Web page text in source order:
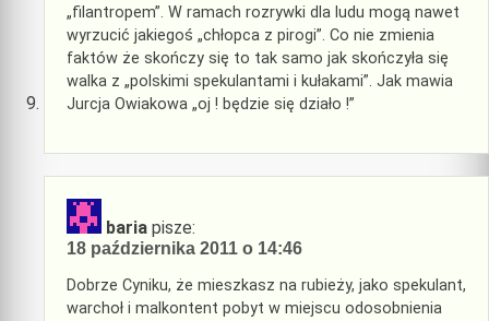
„filantropem”. W ramach rozrywki dla ludu mogą nawet
wyrzucić jakiegoś „chłopca z pirogi”. Co nie zmienia
faktów że skończy się to tak samo jak skończyła się
walka z „polskimi spekulantami i kułakami”. Jak mawia
Jurcja Owiakowa „oj ! będzie się działo !”
baria pisze:
18 października 2011 o 14:46
Dobrze Cyniku, że mieszkasz na rubieży, jako spekulant,
warchoł i malkontent pobyt w miejscu odosobnienia